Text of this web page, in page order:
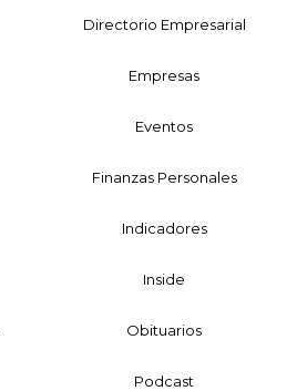
Directorio Empresarial
Empresas
Eventos
Finanzas Personales
Indicadores
Inside
Obituarios
Podcast